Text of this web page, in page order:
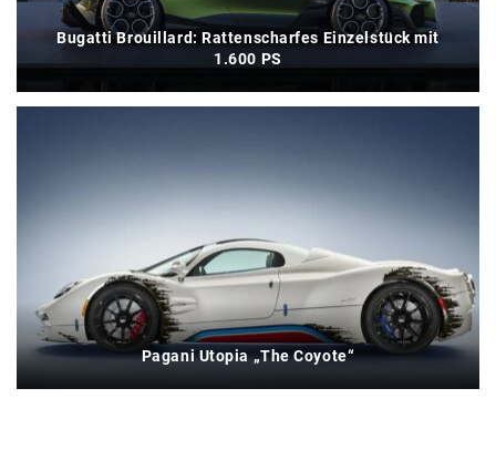
Bugatti Brouillard: Rattenscharfes Einzelstück mit
1.600 PS
Pagani Utopia „The Coyote“